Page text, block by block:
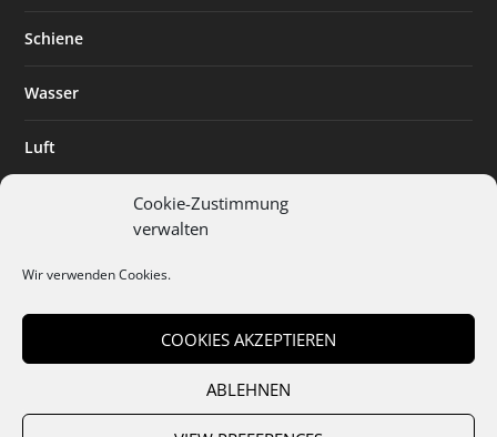
Cookie-Zustimmung
verwalten
Wir verwenden Cookies.
COOKIES AKZEPTIEREN
ABLEHNEN
Schiene
Wasser
Luft
Digitalisierung
Mediadaten Cookies Datenschutz